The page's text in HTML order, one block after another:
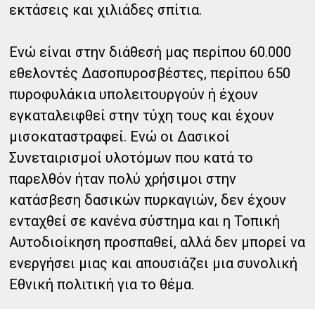
εκτάσεις και χιλιάδες σπίτια.
Ενώ είναι στην διάθεσή μας περίπου 60.000
εθελοντές Δασοπυροσβέστες, περίπου 650
πυροφυλάκια υπολειτουργούν ή έχουν
εγκαταλειφθεί στην τύχη τους και έχουν
μισοκαταστραφεί. Ενώ οι Δασικοί
Συνεταιρισμοί υλοτόμων που κατά το
παρελθόν ήταν πολύ χρήσιμοι στην
κατάσβεση δασικών πυρκαγιών, δεν έχουν
ενταχθεί σε κανένα σύστημα και η Τοπική
Αυτοδιοίκηση προσπαθεί, αλλά δεν μπορεί να
ενεργήσει μιας και απουσιάζει μια συνολική
Εθνική πολιτική για το θέμα.